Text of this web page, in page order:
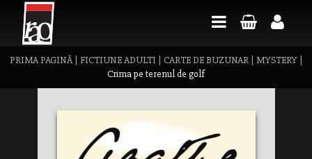
PRIMA PAGINĂ| FICTIUNE ADULTI CARTE DE BUZUNAR| MYSTERY|
Crima pe terenul de golf